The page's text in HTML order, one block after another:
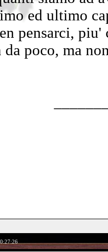
ed ultimo
pensarci, piu'
da poco, ma